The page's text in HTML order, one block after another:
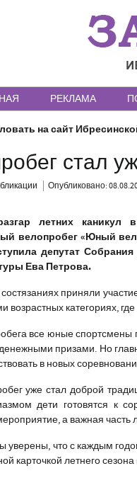
РЕКЛАМА
на сайт
стал
Опубликовано:
летних каникул
велопробег «Юный
депутат
Ева Петрова.
состязаниях приняли
возрастных категориях,
все юные
призами. Но
в новых
уже стал доброй
дети готовятся к
а важная часть
уверены, что с каждым
карточкой летнего